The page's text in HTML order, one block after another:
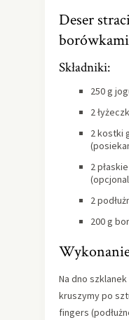
Deser
Składniki:
250 g
2
2 kostki
2
2
200 g
Na dno
kruszymy po
fingers